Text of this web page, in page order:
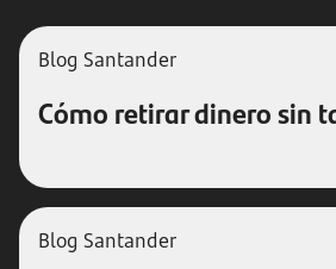
Blog Santander
Cómo retirar dinero sin
Blog Santander